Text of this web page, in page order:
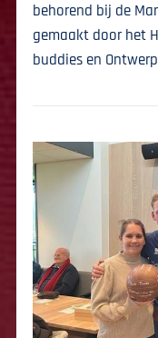
behorend bij de
gemaakt door het
buddies en